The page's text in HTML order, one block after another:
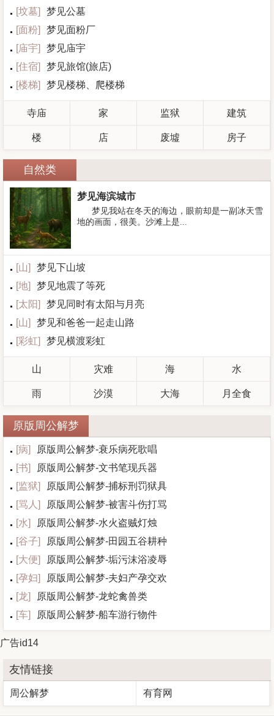
[坟墓]
梦见公墓
[面粉]
梦见面粉厂
[庙宇]
梦见庙宇
[住宿]
梦见旅馆(旅店)
[楼梯] 梦见楼梯、爬楼梯
寺庙 家 监狱 建筑
楼 店 废墟 房子
自然类
梦见海滨城市
梦见我站在冬天的海边，眼前却是一副冰天雪
地的画面，很美。沙滩上是...
[山]
梦见下山坡
[地]
梦见地震了等死
[太阳]
梦见同时有太阳与月亮
[山]
梦见和爸爸一起走山路
[彩虹] 梦见横渡彩虹
山 灾难 海 水
雨 沙漠 大海 月全食
原版周公解梦
[病]
原版周公解梦-衰乐病死歌唱
[书]
原版周公解梦-文书笔现兵器
[监狱]
原版周公解梦-捕标刑罚狱具
[骂人 ]
原版周公解梦-被害斗伤打骂
[水]
原版周公解梦-水火盗贼灯烛
[谷子]
原版周公解梦-田园五谷耕种
[大便]
原版周公解梦-垢污沫浴凌辱
[孕妇]
原版周公解梦-夫妇产孕交欢
[龙]
原版周公解梦-龙蛇禽兽类
[车] 原版周公解梦-船车游行物件
广告id14
友情链接
周公解梦 有育网